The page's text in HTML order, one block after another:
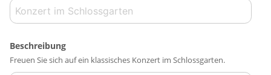
Beschreibung
Freuen Sie sich auf ein klassisches Konzert im Schlossgarten.